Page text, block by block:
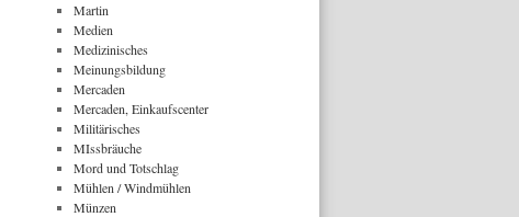
Martin
Medien
Medizinisches
Meinungsbildung
Mercaden
Mercaden, Einkaufscenter
Militärisches
MIssbräuche
Mord und Totschlag
Mühlen / Windmühlen
Münzen